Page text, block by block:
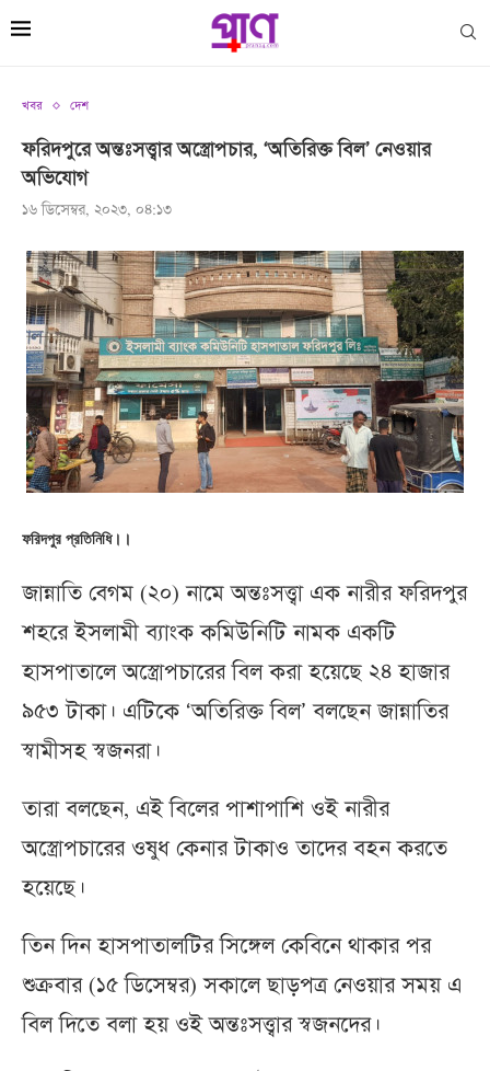
খবর দেশ
ফরিদপুরে অন্তঃসত্ত্বার অস্ত্রোপচার, ‘অতিরিক্ত বিল’ নেওয়ার
অভিযোগ
১৬ ডিসেম্বর, ২০২৩, ০৪:১৩
ফরিদপুর প্রতিনিধি।।
জান্নাতি বেগম (২০) নামে অন্তঃসত্ত্বা এক নারীর ফরিদপুর
শহরে ইসলামী ব্যাংক কমিউনিটি নামক একটি
হাসপাতালে অস্ত্রোপচারের বিল করা হয়েছে ২৪ হাজার
৯৫৩ টাকা। এটিকে ‘অতিরিক্ত বিল’ বলছেন জান্নাতির
স্বামীসহ স্বজনরা।
তারা বলছেন, এই বিলের পাশাপাশি ওই নারীর
অস্ত্রোপচারের ওষুধ কেনার টাকাও তাদের বহন করতে
হয়েছে।
তিন দিন হাসপাতালটির সিঙ্গেল কেবিনে থাকার পর
শুক্রবার (১৫ ডিসেম্বর) সকালে ছাড়পত্র নেওয়ার সময় এ
বিল দিতে বলা হয় ওই অন্তঃসত্ত্বার স্বজনদের।